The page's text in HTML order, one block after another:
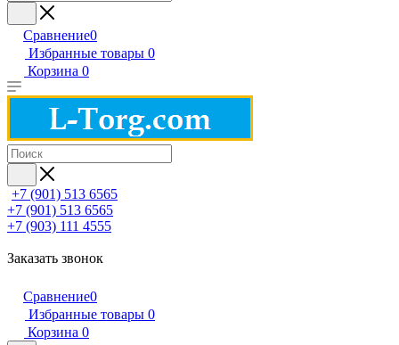
Сравнение0
Избранные товары 0
Корзина 0
+7 (901) 513 6565
+7 (901) 513 6565
+7 (903) 111 4555
Заказать звонок
Сравнение0
Избранные товары 0
Корзина 0